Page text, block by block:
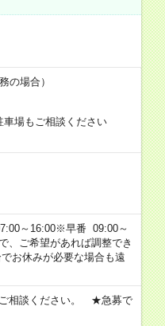
の場合）
場もご相談ください
～16:00※早番 09:00～
ご希望があれば調整でき
お休みが必要な場合も遠
相談ください。 ★急募で